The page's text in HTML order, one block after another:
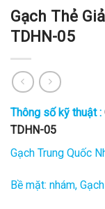
Gạch Thẻ
TDHN-05
Thông số kỹ thuật :
TDHN-05
Gạch Trung Quốc
Bề mặt: nhám,